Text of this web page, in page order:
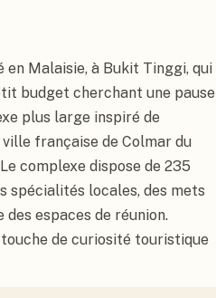
Malaisie, à Bukit Tinggi, qui
budget cherchant une pause
plus large inspiré de
française de Colmar du
complexe dispose de 235
spécialités locales, des mets
espaces de réunion.
de curiosité touristique